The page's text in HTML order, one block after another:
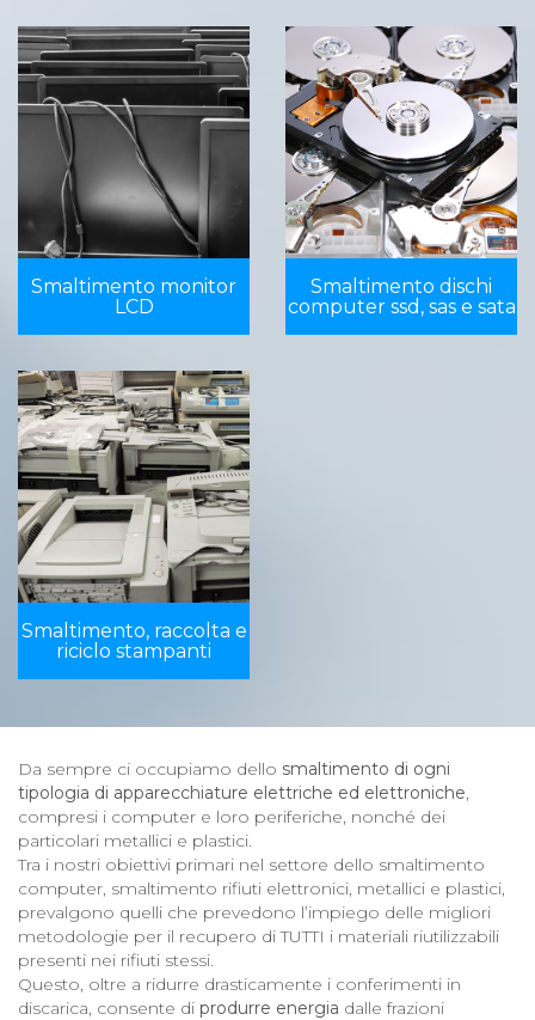
Smaltimento monitor
LCD
Smaltimento dischi
computer ssd, sas e sata
Smaltimento, raccolta e
riciclo stampanti
Da sempre ci occupiamo dello smaltimento di ogni
tipologia di apparecchiature elettriche ed elettroniche,
compresi i computer e loro periferiche, nonché dei
particolari metallici e plastici.
Tra i nostri obiettivi primari nel settore dello smaltimento
computer, smaltimento rifiuti elettronici, metallici e plastici,
prevalgono quelli che prevedono l’impiego delle migliori
metodologie per il recupero di TUTTI i materiali riutilizzabili
presenti nei rifiuti stessi.
Questo, oltre a ridurre drasticamente i conferimenti in
discarica, consente di produrre energia dalle frazioni